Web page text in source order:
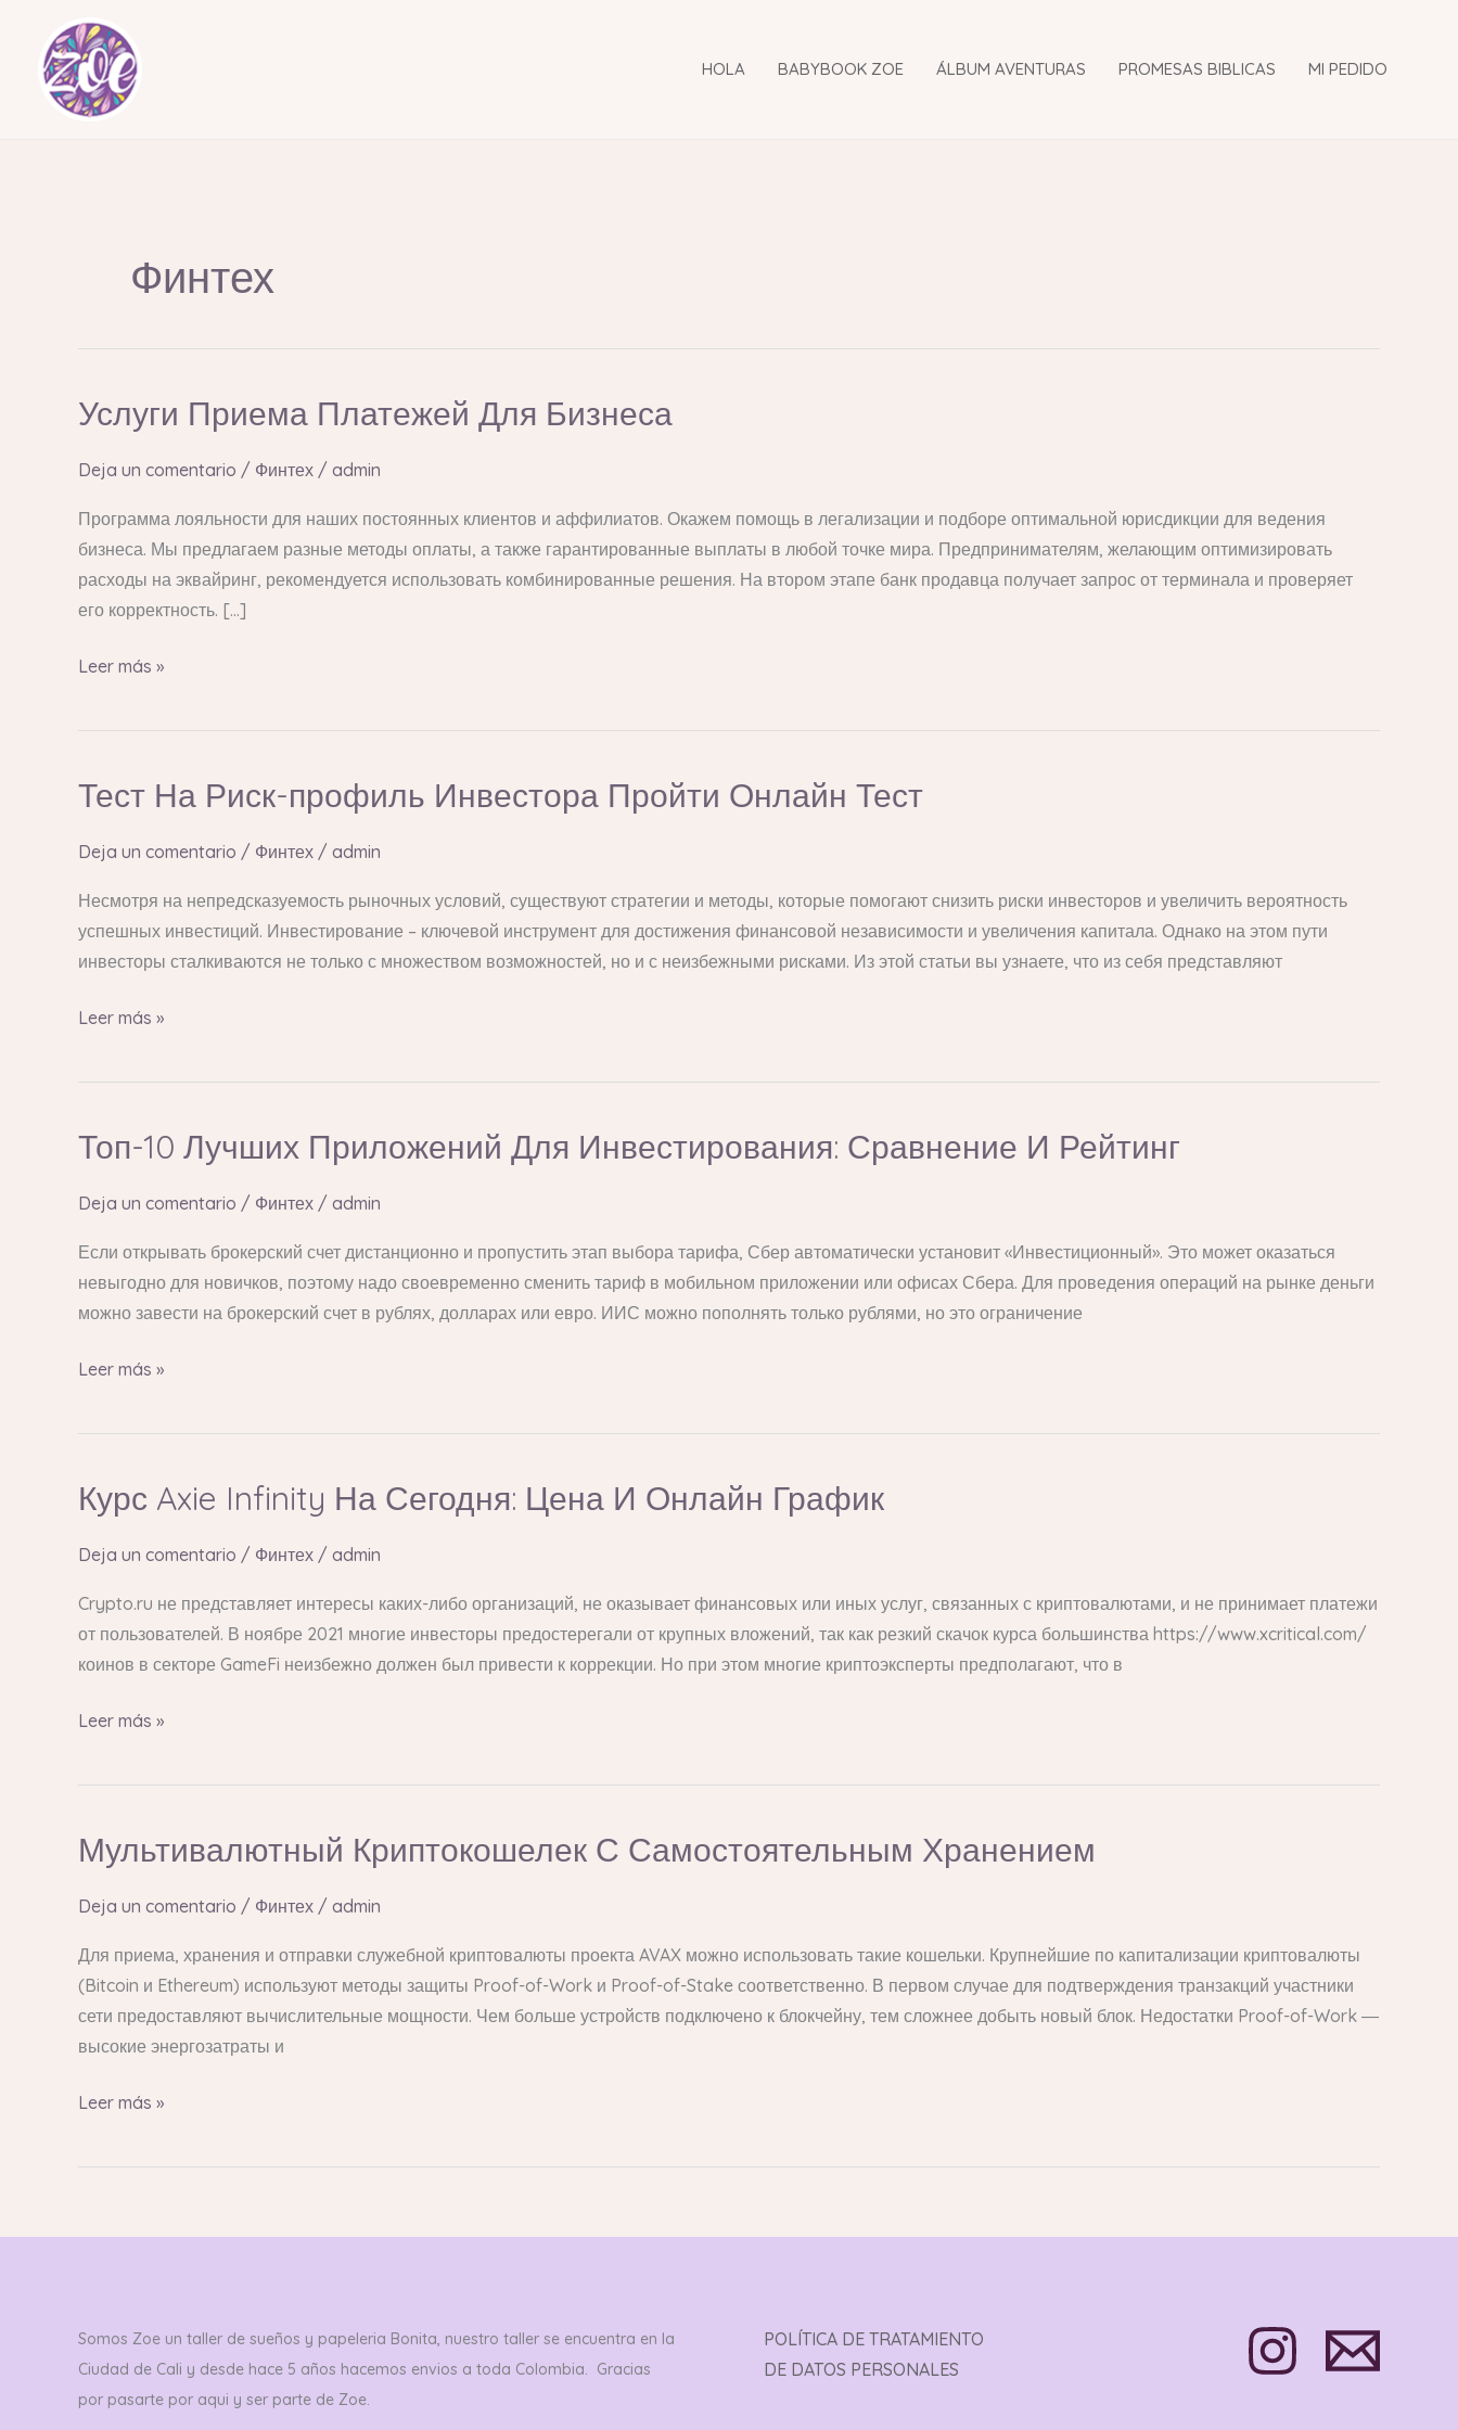
contenido
HOLA BABYBOOK ZOE ÁLBUM AVENTURAS PROMESAS BIBLICAS MI PEDIDO
Финтех
Услуги Приема Платежей Для Бизнеса
Deja un comentario / Финтех / admin
Программа лояльности для наших постоянных клиентов и аффилиатов. Окажем помощь в легализации и подборе оптимальной юрисдикции для ведения
бизнеса. Мы предлагаем разные методы оплаты, а также гарантированные выплаты в любой точке мира. Предпринимателям, желающим оптимизировать
расходы на эквайринг, рекомендуется использовать комбинированные решения. На втором этапе банк продавца получает запрос от терминала и проверяет
его корректность. […]
Услуги
Приема
Платежей
Бизнеса
Leer más »
Тест На Риск-профиль Инвестора Пройти Онлайн Тест
Deja un comentario / Финтех / admin
Несмотря на непредсказуемость рыночных условий, существуют стратегии и методы, которые помогают снизить риски инвесторов и увеличить вероятность
успешных инвестиций. Инвестирование – ключевой инструмент для достижения финансовой независимости и увеличения капитала. Однако на этом пути
инвесторы сталкиваются не только с множеством возможностей, но и с неизбежными рисками. Из этой статьи вы узнаете, что из себя представляют
Тест
Риск-
Инвестора
Пройти
Онлайн
Leer más »
Топ-10 Лучших Приложений Для Инвестирования: Сравнение И Рейтинг
Deja un comentario / Финтех / admin
Если открывать брокерский счет дистанционно и пропустить этап выбора тарифа, Сбер автоматически установит «Инвестиционный». Это может оказаться
невыгодно для новичков, поэтому надо своевременно сменить тариф в мобильном приложении или офисах Сбера. Для проведения операций на рынке деньги
можно завести на брокерский счет в рублях, долларах или евро. ИИС можно пополнять только рублями, но это ограничение
Топ-10
Приложений
Инвестирования:
Сравнение
И
Leer más »
Курс Axie Infinity На Сегодня: Цена И Онлайн График
Deja un comentario / Финтех / admin
Crypto.ru не представляет интересы каких-либо организаций, не оказывает финансовых или иных услуг, связанных с криптовалютами, и не принимает платежи
от пользователей. В ноябре 2021 многие инвесторы предостерегали от крупных вложений, так как резкий скачок курса большинства https://www.xcritical.com/
коинов в секторе GameFi неизбежно должен был привести к коррекции. Но при этом многие криптоэксперты предполагают, что в
Курс
Axie
Infinity
Сегодня:
Цена
И
График
Leer más »
Мультивалютный Криптокошелек С Самостоятельным Хранением
Deja un comentario / Финтех / admin
Для приема, хранения и отправки служебной криптовалюты проекта AVAX можно использовать такие кошельки. Крупнейшие по капитализации криптовалюты
(Bitcoin и Ethereum) используют методы защиты Proof-of-Work и Proof-of-Stake соответственно. В первом случае для подтверждения транзакций участники
сети предоставляют вычислительные мощности. Чем больше устройств подключено к блокчейну, тем сложнее добыть новый блок. Недостатки Proof-of-Work ―
высокие энергозатраты и
Мультивалютный
Криптокошелек
С
Хранением
Leer más »
Somos Zoe un taller de sueños y papeleria Bonita, nuestro taller se encuentra en la
Ciudad de Cali y desde hace 5 años hacemos envios a toda Colombia. Gracias
por pasarte por aqui y ser parte de Zoe.
POLÍTICA DE TRATAMIENTO
DE DATOS PERSONALES